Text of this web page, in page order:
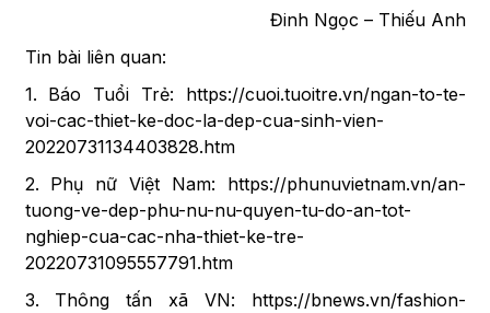
Đinh Ngọc – Thiếu Anh
Tin bài liên quan:
1. Báo Tuổi Trẻ: https://cuoi.tuoitre.vn/ngan-to-te-
voi-cac-thiet-ke-doc-la-dep-cua-sinh-vien-
20220731134403828.htm
2. Phụ nữ Việt Nam: https://phunuvietnam.vn/an-
tuong-ve-dep-phu-nu-nu-quyen-tu-do-an-tot-
nghiep-cua-cac-nha-thiet-ke-tre-
20220731095557791.htm
3. Thông tấn xã VN: https://bnews.vn/fashion-